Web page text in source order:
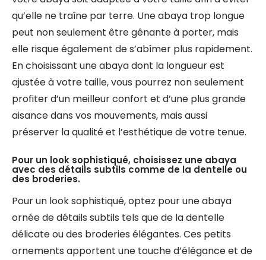
qu’elle ne traîne par terre. Une abaya trop longue
peut non seulement être gênante à porter, mais
elle risque également de s’abîmer plus rapidement.
En choisissant une abaya dont la longueur est
ajustée à votre taille, vous pourrez non seulement
profiter d’un meilleur confort et d’une plus grande
aisance dans vos mouvements, mais aussi
préserver la qualité et l’esthétique de votre tenue.
Pour un look sophistiqué, choisissez une abaya
avec des détails subtils comme de la dentelle ou
des broderies.
Pour un look sophistiqué, optez pour une abaya
ornée de détails subtils tels que de la dentelle
délicate ou des broderies élégantes. Ces petits
ornements apportent une touche d’élégance et de